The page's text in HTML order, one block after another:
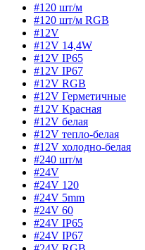
#120 шт/м
#120 шт/м RGB
#12V
#12V 14,4W
#12V IP65
#12V IP67
#12V RGB
#12V Герметичные
#12V Красная
#12V белая
#12V тепло-белая
#12V холодно-белая
#240 шт/м
#24V
#24V 120
#24V 5mm
#24V 60
#24V IP65
#24V IP67